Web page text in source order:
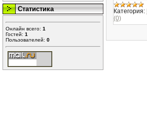
Статистика
Онлайн всего: 1
Гостей: 1
Пользователей: 0
Категория:
(0)